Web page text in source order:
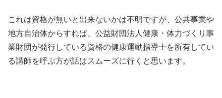
これは資格が無いと出来ないかは不明ですが、公共事業や
地方自治体からすれば、公益財団法人健康・体力づくり事
業財団が発行している資格の健康運動指導士を所有してい
る講師を呼ぶ方が話はスムーズに行くと思います。